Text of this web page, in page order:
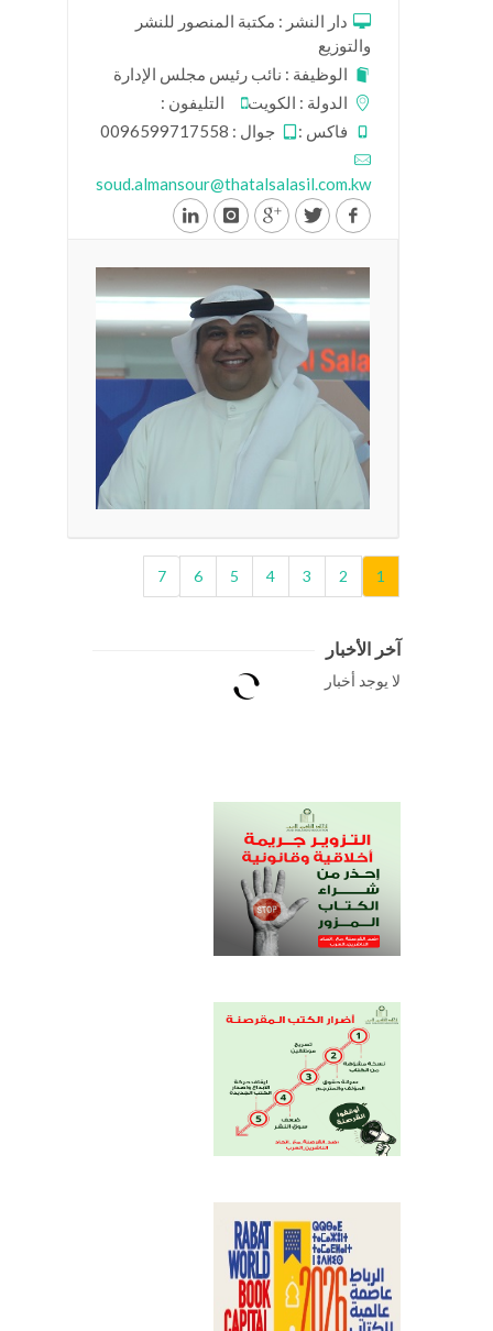
دار النشر : مكتبة المنصور للنشر
والتوزيع
الوظيفة : نائب رئيس مجلس الإدارة
الدولة : الكويت
التليفون :
فاكس :
جوال : 0096599717558
soud.almansour@thatalsalasil.com.kw
1
2
3
4
5
6
7
آخر الأخبار
لا يوجد أخبار